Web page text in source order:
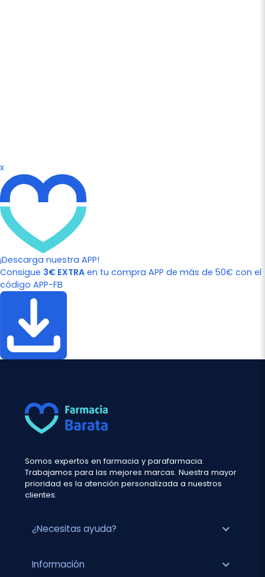
x
¡Descarga nuestra APP!
Consigue 3€ EXTRA en tu compra APP de más de 50€ con el
código APP-FB
Somos expertos en farmacia y parafarmacia.
Trabajamos para las mejores marcas. Nuestra mayor
prioridad es la atención personalizada a nuestros
clientes.
¿Necesitas ayuda? expand_more
Información expand_more